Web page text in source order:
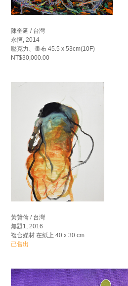
陳奎延 / 台灣
永恆, 2014
壓克力、畫布 45.5 x 53cm(10F)
NT$30,000.00
黃贊倫 / 台灣
無題1, 2016
複合媒材 在紙上 40 x 30 cm
已售出